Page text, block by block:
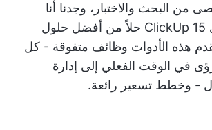
من البحث والاختبار، وجدنا أنا
وفريق العمل في ClickUp 15 حلاً من أفضل حلول
هذه الأدوات وظائف متفوقة - كل
في الوقت الفعلي إلى إدارة
- وخطط تسعير رائعة.